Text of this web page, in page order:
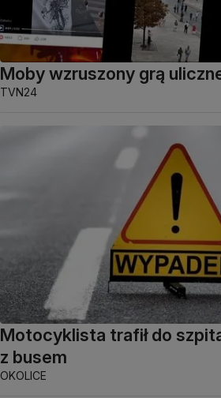
Moby wzruszony grą
TVN24
Motocyklista trafił do
z busem
OKOLICE